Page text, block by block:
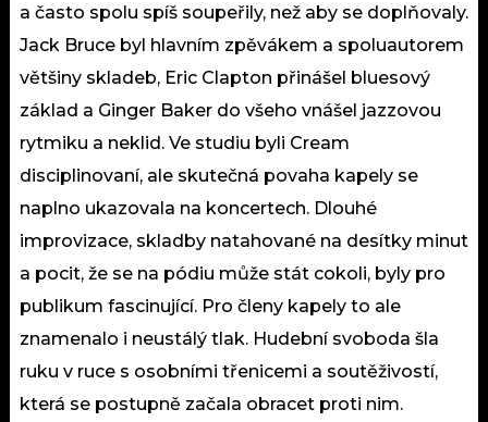
a často spolu spíš soupeřily, než aby se doplňovaly.
Jack Bruce byl hlavním zpěvákem a spoluautorem
většiny skladeb, Eric Clapton přinášel bluesový
základ a Ginger Baker do všeho vnášel jazzovou
rytmiku a neklid. Ve studiu byli Cream
disciplinovaní, ale skutečná povaha kapely se
naplno ukazovala na koncertech. Dlouhé
improvizace, skladby natahované na desítky minut
a pocit, že se na pódiu může stát cokoli, byly pro
publikum fascinující. Pro členy kapely to ale
znamenalo i neustálý tlak. Hudební svoboda šla
ruku v ruce s osobními třenicemi a soutěživostí,
která se postupně začala obracet proti nim.